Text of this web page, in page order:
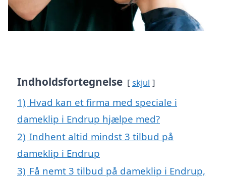
Indholdsfortegnelse skjul
1) Hvad kan et firma med speciale i
dameklip i Endrup hjælpe med?
2) Indhent altid mindst 3 tilbud på
dameklip i Endrup
3) Få nemt 3 tilbud på dameklip i Endrup,